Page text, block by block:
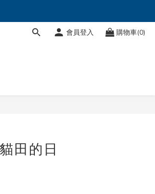
會員登入 購物車(0)
田的日